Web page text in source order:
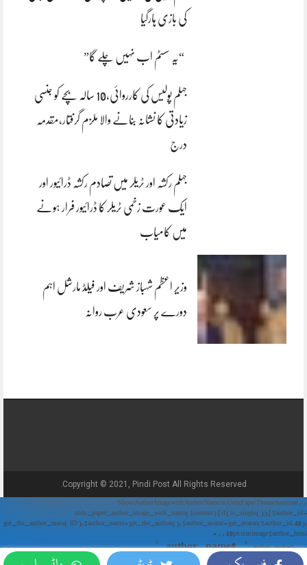
کی بازی ہارگیا
“یہ سسٹم اب نہیں چلے گا”
جہلم پولیس کی کارروائی،10 سالہ بچے کو جنسی
زیادتی کا نشانہ بنانے والا ملزم گرفتار،مقدمہ
درج
جہلم رکشہ اور ٹریلر میں تصادم رکشہ ڈرائیور اور
ایک عورت زخمی ٹریلر کا ڈرائیور فرار ہونے
میں کامیاب
وزیر اعظم شہباز شریف اور فیلڈ مارشل اہم
دورے پر سعودی عرب روانہ
Copyright © 2021, Pindi Post All Rights Reserved.
// Show Author Image with Author Name in UrduPaper Theme function
urdu_paper_author_image_with_name($content) { if (is_single()) { $author_id =
get_the_author_meta('ID'); $author_name = get_the_author(); $author_avatar = get_avatar($author_id, 48);
// 48px size image $author_html = '
' . $author_avatar . '
' . $author_name . '